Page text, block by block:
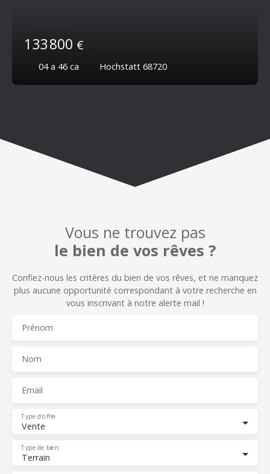
133 800 €
04 a 46 ca Hochstatt 68720
Vous ne trouvez pas
le bien de vos rêves ?
Confiez-nous les critères du bien de vos rêves, et ne manquez
plus aucune opportunité correspondant à votre recherche en
vous inscrivant à notre alerte mail !
Prénom
Nom
Email
Vente
Type d'offre
Terrain
Type de bien